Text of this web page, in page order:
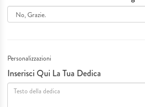
I NOSTRI LAVORI
Personalizzazioni
Inserisci Qui La Tua Dedica